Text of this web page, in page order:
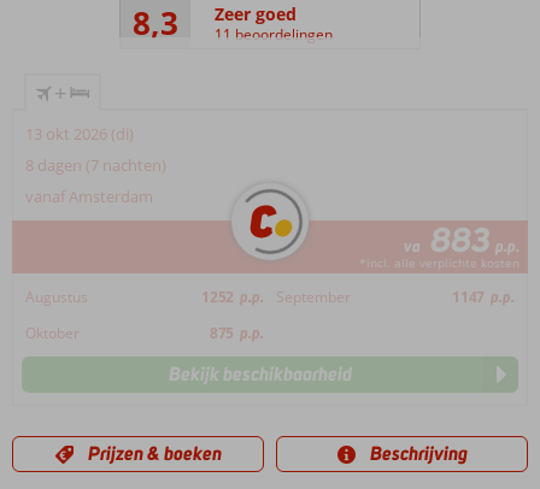
8,3 Zeer goed
11 beoordelingen
+
13 okt 2026 (di)
8 dagen (7 nachten)
vanaf Amsterdam
va 883 p.p.
*incl. alle verplichte kosten
Augustus 1252 p.p. September 1147 p.p.
Oktober
875 p.p.
Bekijk beschikbaarheid
Prijzen & boeken Beschrijving